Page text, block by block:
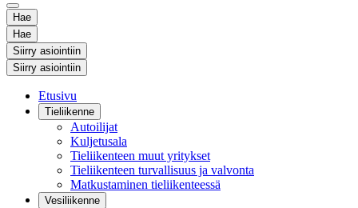
Hae
Hae
Siirry asiointiin
Siirry asiointiin
Etusivu
Tieliikenne
Autoilijat
Kuljetusala
Tieliikenteen muut yritykset
Tieliikenteen turvallisuus ja valvonta
Matkustaminen tieliikenteessä
Vesiliikenne